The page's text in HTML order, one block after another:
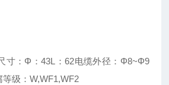
寸：Φ：43L：62电缆外径：Φ8~Φ9
级：W,WF1,WF2